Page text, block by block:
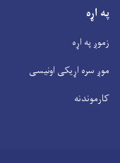
په اړه
زموږ په اړه
موږ سره اړیکی اونیسی
کارموندنه